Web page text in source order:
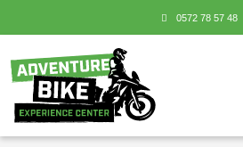
0572 78 57 48